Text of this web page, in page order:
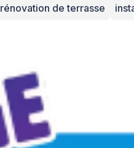
rénovation de terrasse